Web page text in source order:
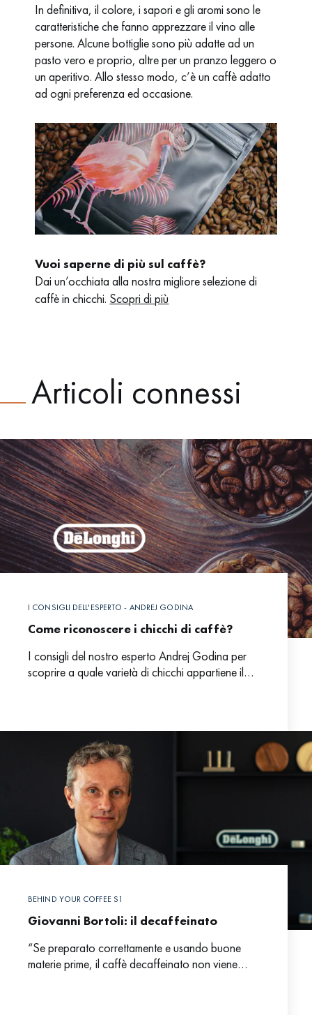
In definitiva, il colore, i sapori e gli aromi sono le
caratteristiche che fanno apprezzare il vino alle
persone. Alcune bottiglie sono più adatte ad un
pasto vero e proprio, altre per un pranzo leggero o
un aperitivo. Allo stesso modo, c’è un caffè adatto
ad ogni preferenza ed occasione.
Vuoi saperne di più sul caffè?
Dai un’occhiata alla nostra migliore selezione di
caffè in chicchi. Scopri di più
Articoli connessi
I CONSIGLI DELL'ESPERTO - ANDREJ GODINA
Come riconoscere i chicchi di caffè?
I consigli del nostro esperto Andrej Godina per
scoprire a quale varietà di chicchi appartiene il
BEHIND YOUR COFFEE S1
Giovanni Bortoli: il decaffeinato
“Se preparato correttamente e usando buone
materie prime, il caffè decaffeinato non viene